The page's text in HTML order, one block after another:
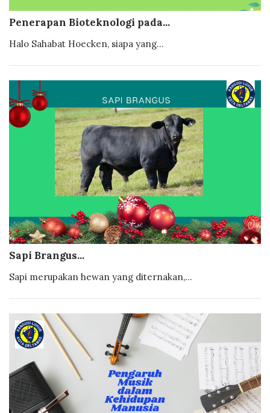
Penerapan Bioteknologi pada...
Halo Sahabat Hoecken, siapa yang...
Sapi Brangus...
Sapi merupakan hewan yang diternakan,...